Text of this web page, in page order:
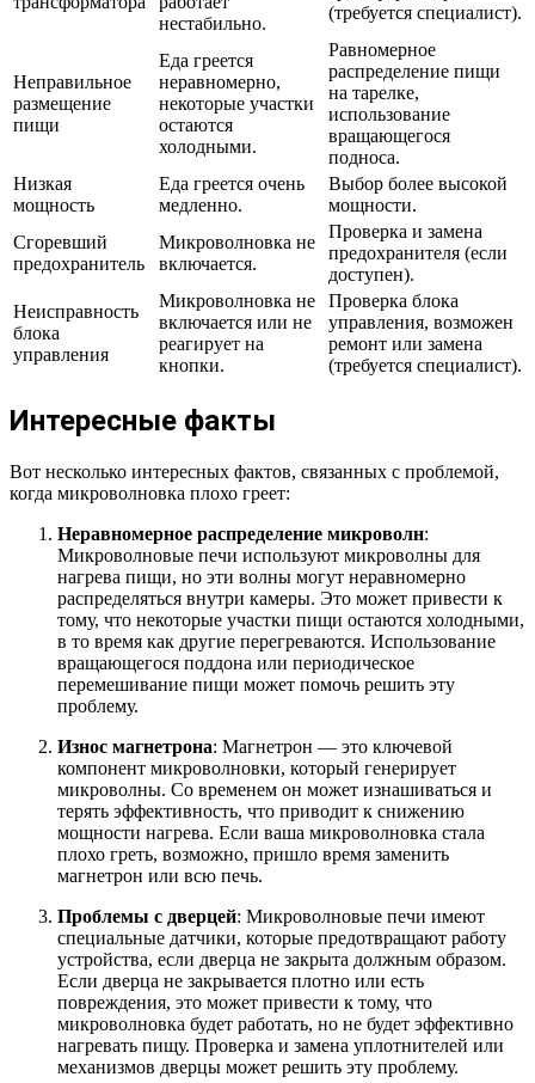
нестабильно.
(требуется специалист).
Неправильное
размещение
пищи
Еда греется
неравномерно,
некоторые участки
остаются
холодными.
Равномерное
распределение пищи
на тарелке,
использование
вращающегося
подноса.
Низкая
мощность
Еда греется очень
медленно.
Выбор более высокой
мощности.
Сгоревший
предохранитель
Микроволновка не
включается.
Проверка и замена
предохранителя (если
доступен).
Неисправность
блока
управления
Микроволновка не
включается или не
реагирует на
кнопки.
Проверка блока
управления, возможен
ремонт или замена
(требуется специалист).
Интересные факты
Вот несколько интересных фактов, связанных с проблемой,
когда микроволновка плохо греет:
Неравномерное распределение микроволн:
Микроволновые печи используют микроволны для
нагрева пищи, но эти волны могут неравномерно
распределяться внутри камеры. Это может привести к
тому, что некоторые участки пищи остаются холодными,
в то время как другие перегреваются. Использование
вращающегося поддона или периодическое
перемешивание пищи может помочь решить эту
проблему.
Износ магнетрона: Магнетрон — это ключевой
компонент микроволновки, который генерирует
микроволны. Со временем он может изнашиваться и
терять эффективность, что приводит к снижению
мощности нагрева. Если ваша микроволновка стала
плохо греть, возможно, пришло время заменить
магнетрон или всю печь.
Проблемы с дверцей: Микроволновые печи имеют
специальные датчики, которые предотвращают работу
устройства, если дверца не закрыта должным образом.
Если дверца не закрывается плотно или есть
повреждения, это может привести к тому, что
микроволновка будет работать, но не будет эффективно
нагревать пищу. Проверка и замена уплотнителей или
механизмов дверцы может решить эту проблему.